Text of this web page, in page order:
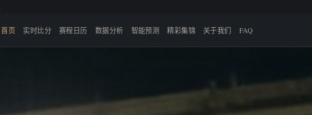
首页 实时比分 赛程日历 数据分析 智能预测 精彩集锦 关于我们 FAQ